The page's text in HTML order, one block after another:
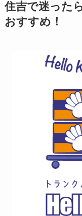
住吉で迷った
おすすめ！